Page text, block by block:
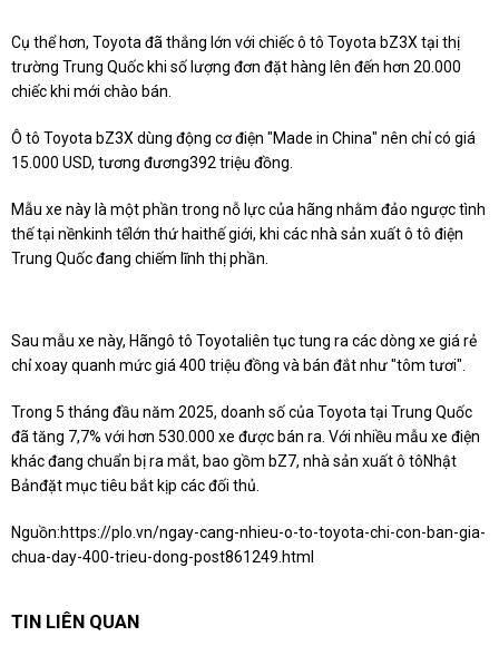
Cụ thể hơn, Toyota đã thắng lớn với chiếc ô tô Toyota bZ3X tại thị
trường Trung Quốc khi số lượng đơn đặt hàng lên đến hơn 20.000
chiếc khi mới chào bán.
Ô tô Toyota bZ3X dùng động cơ điện "Made in China" nên chỉ có giá
15.000 USD, tương đương392 triệu đồng.
Mẫu xe này là một phần trong nỗ lực của hãng nhằm đảo ngược tình
thế tại nềnkinh tếlớn thứ haithế giới, khi các nhà sản xuất ô tô điện
Trung Quốc đang chiếm lĩnh thị phần.
Sau mẫu xe này, Hãngô tô Toyotaliên tục tung ra các dòng xe giá rẻ
chỉ xoay quanh mức giá 400 triệu đồng và bán đắt như "tôm tươi".
Trong 5 tháng đầu năm 2025, doanh số của Toyota tại Trung Quốc
đã tăng 7,7% với hơn 530.000 xe được bán ra. Với nhiều mẫu xe điện
khác đang chuẩn bị ra mắt, bao gồm bZ7, nhà sản xuất ô tôNhật
Bảnđặt mục tiêu bắt kịp các đối thủ.
Nguồn:https://plo.vn/ngay-cang-nhieu-o-to-toyota-chi-con-ban-gia-
chua-day-400-trieu-dong-post861249.html
TIN LIÊN QUAN